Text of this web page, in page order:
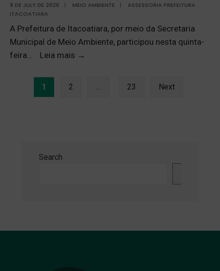
9 DE JULY DE 2026 | MEIO AMBIENTE |
ASSESSORIA PREFEITURA
ITACOATIARA
A Prefeitura de Itacoatiara, por meio da Secretaria
Municipal de Meio Ambiente, participou nesta quinta-
feira... Leia mais →
1 2 … 23 Next
Search